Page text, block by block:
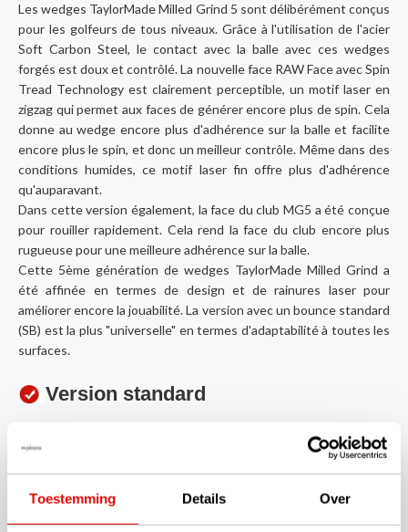
Toestemming Details Over
Les wedges TaylorMade Milled Grind 5 sont délibérément conçus
pour les golfeurs de tous niveaux. Grâce à l'utilisation de l'acier
Soft Carbon Steel, le contact avec la balle avec ces wedges
forgés est doux et contrôlé. La nouvelle face RAW FaceavecSpin
Tread Technology est clairement perceptible, un motif laser en
zigzag qui permet aux faces de générer encore plus de spin. Cela
donne au wedge encore plus d'adhérence sur la balle et facilite
encore plus le spin, et donc un meilleur contrôle. Même dans des
conditions humides, ce motif laser fin offre plus d'adhérence
qu'auparavant.
Dans cette version également, la face du club MG5 a été conçue
pour rouiller rapidement. Cela rend la face du club encore plus
rugueuse pour une meilleure adhérence sur la balle.
Cette 5ème génération de wedges TaylorMade Milled Grind a
été affinée en termes de design et de rainures laser pour
améliorer encore la jouabilité. La version avec un bounce standard
(SB) est la plus "universelle" en termes d'adaptabilité à toutes les
surfaces.
Version standard
Les wedges TaylorMade Milled Grind Charcoal 5 2025-2026 sont
livrés en standard d'usine avec le shaft acier Dynamic Gold Tour
Issue Wedge Flex de 115 grammes et un grip GolfPride Z-grip
Plus 2 de 52 grammes en taille homme standard.